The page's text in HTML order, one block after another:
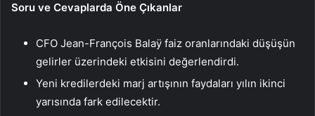
Soru ve Cevaplarda Öne Çıkanlar
CFO Jean-François Balaÿ faiz oranlarındaki düşüşün
gelirler üzerindeki etkisini değerlendirdi.
Yeni kredilerdeki marj artışının faydaları yılın ikinci
yarısında fark edilecektir.